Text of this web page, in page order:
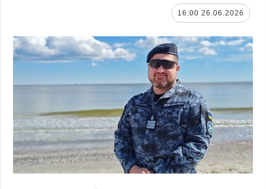
26.06.2026 16:00